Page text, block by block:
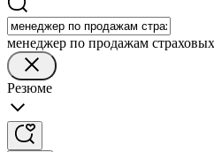
менеджер по продажам
Резюме